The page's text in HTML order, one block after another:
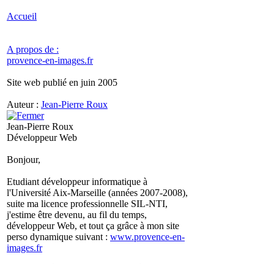
Accueil
A propos de :
provence-en-images.fr
Site web publié en juin 2005
Auteur : Jean-Pierre Roux
Jean-Pierre Roux
Développeur Web
Bonjour,
Etudiant développeur informatique à
l'Université Aix-Marseille (années 2007-2008),
suite ma licence professionnelle SIL-NTI,
j'estime être devenu, au fil du temps,
développeur Web, et tout ça grâce à mon site
perso dynamique suivant : www.provence-en-
images.fr